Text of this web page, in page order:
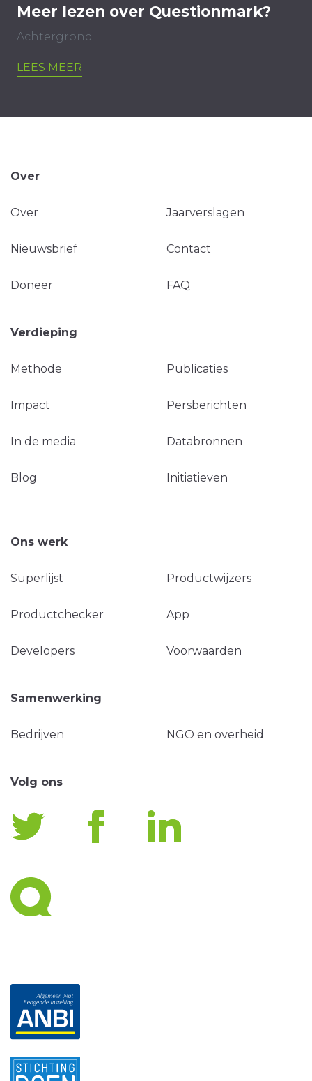
Meer lezen over Questionmark?
Achtergrond
LEES MEER
Over
Over Jaarverslagen
Nieuwsbrief Contact
Doneer FAQ
Verdieping
Methode Publicaties
Impact Persberichten
In de media Databronnen
Blog Initiatieven
Ons werk
Superlijst Productwijzers
Productchecker App
Developers Voorwaarden
Samenwerking
Bedrijven NGO en overheid
Volg ons